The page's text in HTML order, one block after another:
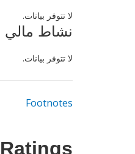
لا تتوفر بيانات.
نشاط مالي
لا تتوفر بيانات.
Footnotes